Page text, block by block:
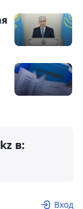
в:
Вход